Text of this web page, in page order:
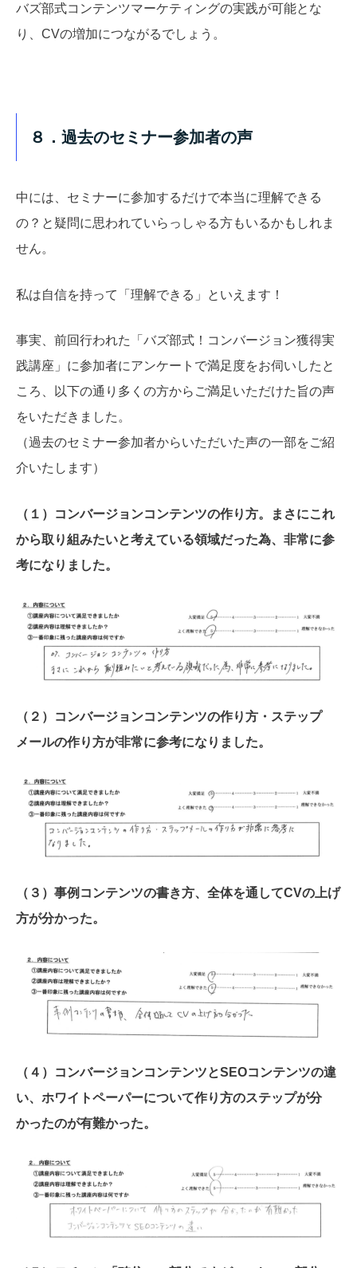
バズ部式コンテンツマーケティングの実践が可能とな
り、CVの増加につながるでしょう。
８．過去のセミナー参加者の声
中には、セミナーに参加するだけで本当に理解できる
の？と疑問に思われていらっしゃる方もいるかもしれま
せん。
私は自信を持って「理解できる」といえます！
事実、前回行われた「バズ部式！コンバージョン獲得実
践講座」に参加者にアンケートで満足度をお伺いしたと
ころ、以下の通り多くの方からご満足いただけた旨の声
をいただきました。
（過去のセミナー参加者からいただいた声の一部をご紹
介いたします）
（１）コンバージョンコンテンツの作り方。まさにこれ
から取り組みたいと考えている領域だった為、非常に参
考になりました。
（２）コンバージョンコンテンツの作り方・ステップ
メールの作り方が非常に参考になりました。
（３）事例コンテンツの書き方、全体を通してCVの上げ
方が分かった。
（４）コンバージョンコンテンツとSEOコンテンツの違
い、ホワイトペーパーについて作り方のステップが分
かったのが有難かった。